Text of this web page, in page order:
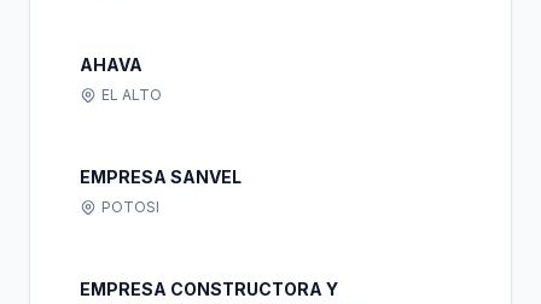
AHAVA
EL ALTO
EMPRESA SANVEL
POTOSI
EMPRESA CONSTRUCTORA Y